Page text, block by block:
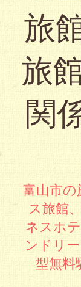
旅
旅
関
富山市
ス旅館
ネスホ
ンドリ
型無料